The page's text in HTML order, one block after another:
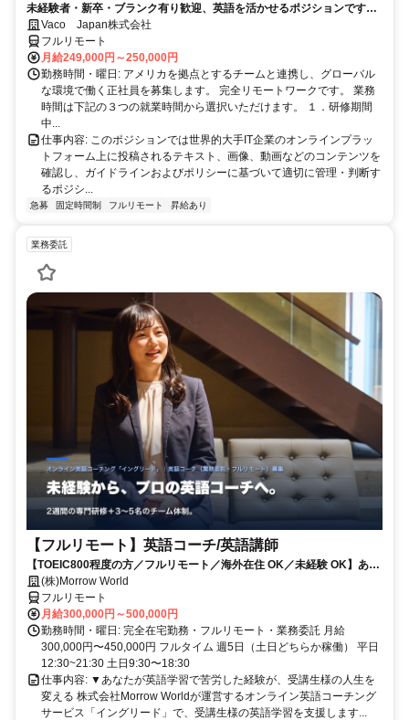
未経験者・新卒・ブランク有り歓迎、英語を活かせるポジションです。
完全リモート
Vaco Japan株式会社
フルリモート
月給249,000円～250,000円
勤務時間・曜日: アメリカを拠点とするチームと連携し、グローバル
な環境で働く正社員を募集します。 完全リモートワークです。 業務
時間は下記の３つの就業時間から選択いただけます。 １．研修期間
中...
仕事内容: このポジションでは世界的大手IT企業のオンラインプラッ
トフォーム上に投稿されるテキスト、画像、動画などのコンテンツを
確認し、ガイドラインおよびポリシーに基づいて適切に管理・判断す
るポジシ...
急募 固定時間制 フルリモート 昇給あり
業務委託
【フルリモート】英語コーチ/英語講師
【TOEIC800程度の方／フルリモート／海外在住 OK／未経験 OK】あな
たが英語学習で経験した失敗も成功も。すべてが、受講生の人生を変え
るお仕事です。
(株)Morrow World
フルリモート
月給300,000円～500,000円
勤務時間・曜日: 完全在宅勤務・フルリモート・業務委託 月給
300,000円〜450,000円 フルタイム 週5日（土日どちらか稼働） 平日
12:30~21:30 土日9:30〜18:30
仕事内容: ▼あなたが英語学習で苦労した経験が、受講生様の人生を
変える 株式会社Morrow Worldが運営するオンライン英語コーチング
サービス「イングリード」で、受講生様の英語学習を支援します...